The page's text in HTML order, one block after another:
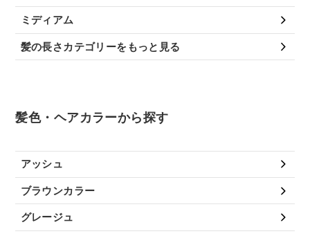
ミディアム
髪の長さカテゴリーをもっと見る
髪色・ヘアカラーから探す
アッシュ
ブラウンカラー
グレージュ